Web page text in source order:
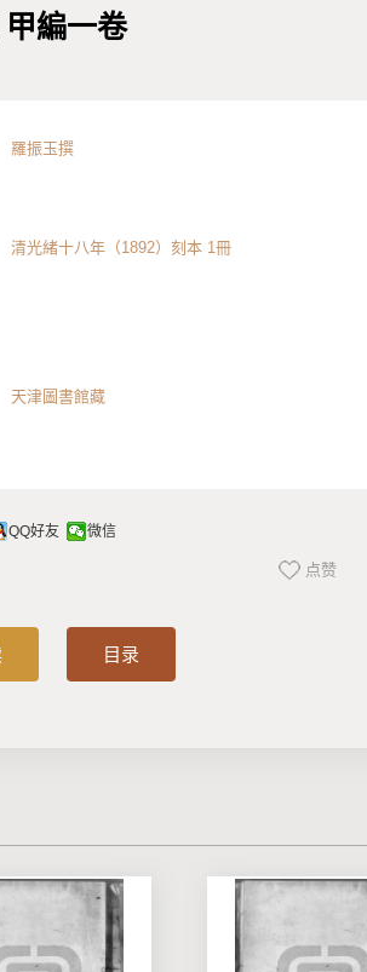
編一卷
羅振玉撰
清光緒十八年（1892）刻本 1冊
天津圖書館藏
QQ好友 微信
点赞